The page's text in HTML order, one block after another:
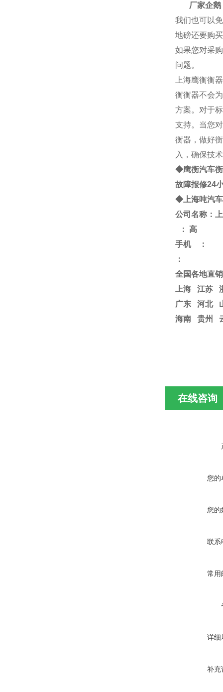
厂家企鹅
我们也可以
地磅还要购
如果您对采购
问题。
上海鹰衡衡
衡衡器不会
方案。对于
支持。当您
衡器，做好
入，确保技
◆鹰衡汽车衡
故障报修24
◆上海吨汽
公司名称：
： 高
手机
：
：
全国各地直销
上海
江苏
广东 河北
海南 贵州
在线咨询
您的
您的
联系
常用
详细
补充